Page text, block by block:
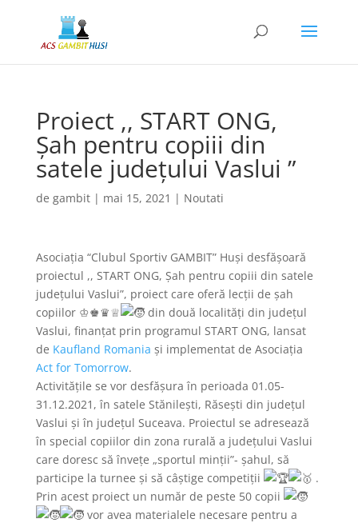
Proiect ,, START ONG,
Șah pentru copiii din
satele județului Vaslui ”
de gambit| mai 15, 2021 | Noutati
Asociația “Clubul Sportiv GAMBIT” Huși desfășoară
proiectul ,, START ONG, Șah pentru copiii din satele
județului Vaslui”, proiect care oferă lecții de șah
copiilor ♔♚♛♕
din două localități din județul
Vaslui, finanțat prin programul START ONG, lansat
de Kaufland Romania și implementat de Asociația
Act for Tomorrow.
Activitățile se vor desfășura în perioada 01.05-
31.12.2021, în satele Stănilești, Răsești din județul
Vaslui și în județul Suceava. Proiectul se adresează
în special copiilor din zona rurală a județului Vaslui
care doresc să învețe „sportul minții”- șahul, să
participe la turnee și să câștige competiții
.
Prin acest proiect un număr de peste 50 copii
vor avea materialele necesare pentru a